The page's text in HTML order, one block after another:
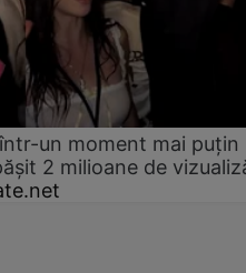
un moment mai puțin
2 milioane de